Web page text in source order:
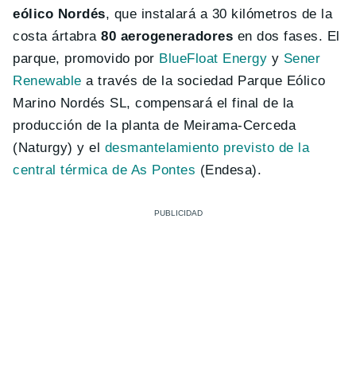
eólico Nordés, que instalará a 30 kilómetros de la
costa ártabra80 aerogeneradores en dos fases. El
parque, promovido por BlueFloat Energy y Sener
Renewable a través de la sociedad Parque Eólico
Marino Nordés SL, compensará el final de la
producción de la planta de Meirama-Cerceda
(Naturgy) y el desmantelamiento previsto de la
central térmica de As Pontes (Endesa).